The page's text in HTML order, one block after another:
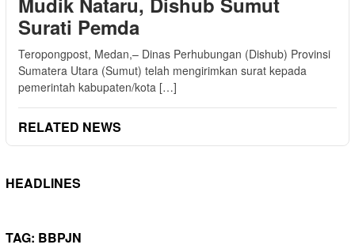
Surati Pemda
Teropongpost, Medan,– Dinas Perhubungan (Dishub) Provinsi
Sumatera Utara (Sumut) telah mengirimkan surat kepada
pemerintah kabupaten/kota […]
RELATED NEWS
HEADLINES
TAG: BBPJN